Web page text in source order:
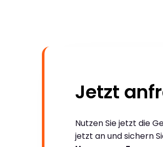
Jetzt
Nutzen Sie jetzt die
jetzt an und sichern